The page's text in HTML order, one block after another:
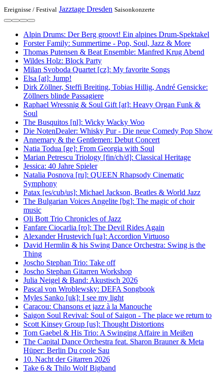
Ereignisse / Festival Jazztage Dresden Saisonkonzerte
Alpin Drums: Der Berg groovt! Ein alpines Drum-Spektakel
Forster Family: Summertime - Pop, Soul, Jazz & More
Thomas Putensen & Beat Ensemble: Manfred Krug Abend
Wildes Holz: Block Party
Milan Svoboda Quartet [cz]: My favorite Songs
Elsa [at]: Jump!
Dirk Zöllner, Steffi Breiting, Tobias Hillig, André Gensicke:
Zöllners blinde Passagiere
Raphael Wressnig & Soul Gift [at]: Heavy Organ Funk &
Soul
The Busquitos [nl]: Wicky Wacky Woo
Die NotenDealer: Whisky Pur - Die neue Comedy Pop Show
Annemary & the Gentlemen: Debut Concert
Natia Todua [ge]: From Georgia with Soul
Marian Petrescu Triology [fin/ch/d]: Classical Heritage
Jessica: 40 Jahre Spieler
Natalia Posnova [ru]: QUEEN Rhapsody Cinematic
Symphony
Patax [es/cub/us]: Michael Jackson, Beatles & World Jazz
The Bulgarian Voices Angelite [bg]: The magic of choir
music
Oli Bott Trio Chronicles of Jazz
Fanfare Ciocarlia [ro]: The Devil Rides Again
Alexander Hrustevich [ua]: Accordion Virtuoso
David Hermlin & his Swing Dance Orchestra: Swing is the
Thing
Joscho Stephan Trio: Take off
Joscho Stephan Gitarren Workshop
Julia Neigel & Band: Akustisch 2026
Pascal von Wroblewsky: DEFA Songbook
Myles Sanko [uk]: I see my light
Caracou: Chansons et jazz à la Manouche
Saigon Soul Revival: Soul of Saigon - The place we return to
Scott Kinsey Group [us]: Thought Distortions
Tom Gaebel & His Trio: A Swinging Affaire in Meißen
The Capital Dance Orchestra feat. Sharon Brauner & Meta
Hüper: Berlin Du coole Sau
10. Nacht der Gitarren 2026
Take 6 & Thilo Wolf Bigband